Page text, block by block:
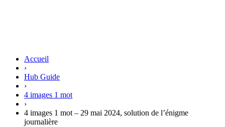
Accueil
›
Hub Guide
›
4 images 1 mot
›
4 images 1 mot – 29 mai 2024, solution de l’énigme
journalière